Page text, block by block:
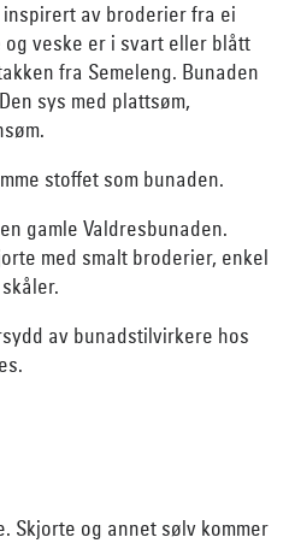
av broderier fra ei
og veske er i svart eller blått
fra Semeleng. Bunaden
sys med plattsøm,
stoffet som bunaden.
gamle Valdresbunaden.
med smalt broderier, enkel
av bunadstilvirkere hos
Skjorte og annet sølv kommer